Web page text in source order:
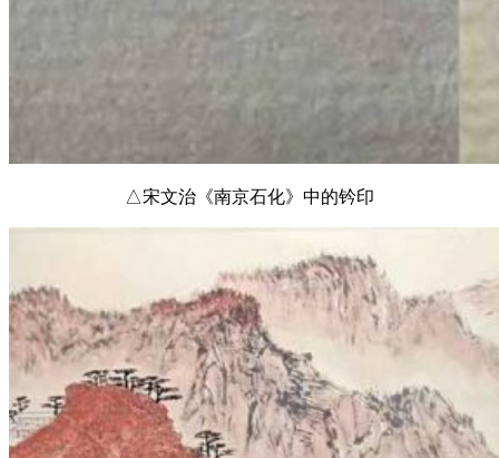
△宋文治《南京石化》中的钤印